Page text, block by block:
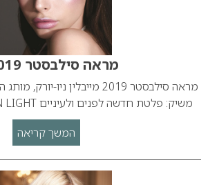
מראה סילבסטר 2019
משיק: פלטת חדשה לפנים ולעיניים CITIY KIT- URBAN LIGHT
המשך קריאה